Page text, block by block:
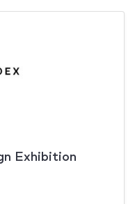
Exhibition